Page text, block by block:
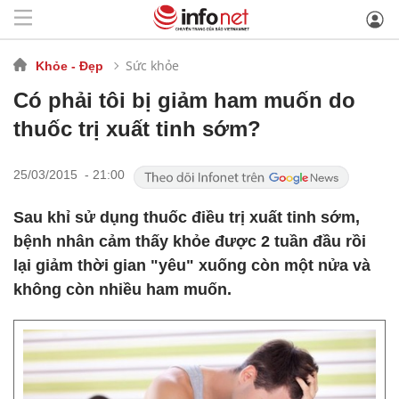
Khỏe - Đẹp Sức khỏe
Có phải tôi bị giảm ham muốn do
thuốc trị xuất tinh sớm?
25/03/2015 - 21:00
Sau khỉ sử dụng thuốc điều trị xuất tinh sớm,
bệnh nhân cảm thấy khỏe được 2 tuần đầu rồi
lại giảm thời gian "yêu" xuống còn một nửa và
không còn nhiều ham muốn.